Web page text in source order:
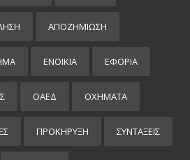
ΑΠΟΖΗΜΙΩΣΗ
ΕΝΟΙΚΙΑ ΕΦΟΡΙΑ
ΟΑΕΔ ΟΧΗΜΑΤΑ
ΠΡΟΚΉΡΥΞΗ ΣΥΝΤΑΞΕΙΣ